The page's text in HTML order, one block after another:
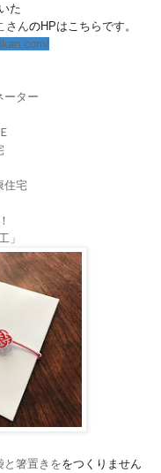
た
さんのHPはこちらです。
ーター
住宅
」
と箸置きををつくりません